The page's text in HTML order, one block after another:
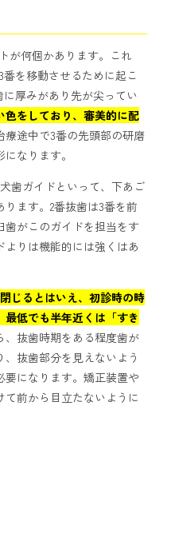
が何個かあります。これ
を移動させるために起こ
に厚みがあり先が尖ってい
色をしており、審美的に配
療途中で3番の先頭部の研磨
なります。
歯ガイドといって、下あご
ます。2番抜歯は3番を前
がこのガイドを担当をす
よりは機能的には強くはあ
じるとはいえ、初診時の時
低でも半年近くは「すき
、抜歯時期をある程度歯が
抜歯部分を見えないよう
要になります。矯正装置や
前から目立たないように